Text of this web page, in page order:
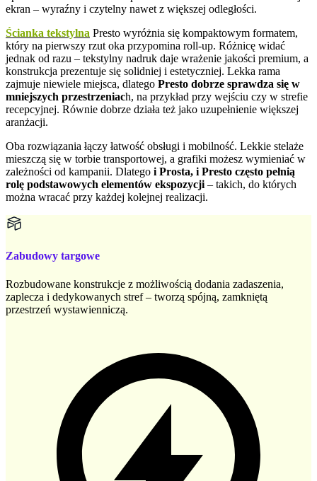
ekran – wyraźny i czytelny nawet z większej odległości.
Ścianka tekstylna Presto wyróżnia się kompaktowym formatem,
który na pierwszy rzut oka przypomina roll-up. Różnicę widać
jednak od razu – tekstylny nadruk daje wrażenie jakości premium, a
konstrukcja prezentuje się solidniej i estetyczniej. Lekka rama
zajmuje niewiele miejsca, dlatego Presto dobrze sprawdza się w
mniejszych przestrzeniach, na przykład przy wejściu czy w strefie
recepcyjnej. Równie dobrze działa też jako uzupełnienie większej
aranżacji.
Oba rozwiązania łączy łatwość obsługi i mobilność. Lekkie stelaże
mieszczą się w torbie transportowej, a grafiki możesz wymieniać w
zależności od kampanii. Dlatego i Prosta, i Presto często pełnią
rolę podstawowych elementów ekspozycji – takich, do których
można wracać przy każdej kolejnej realizacji.
Zabudowy targowe
Rozbudowane konstrukcje z możliwością dodania zadaszenia,
zaplecza i dedykowanych stref – tworzą spójną, zamkniętą
przestrzeń wystawienniczą.